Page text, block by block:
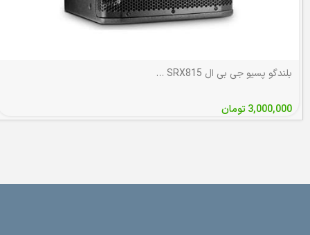
بلندگو پسیو جی بی ال JBL SRX815
3,000,000تومان